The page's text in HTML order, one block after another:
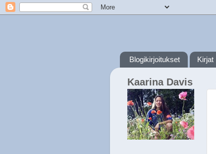
Blogikirjoitukset Kirjat
Kaarina Davis